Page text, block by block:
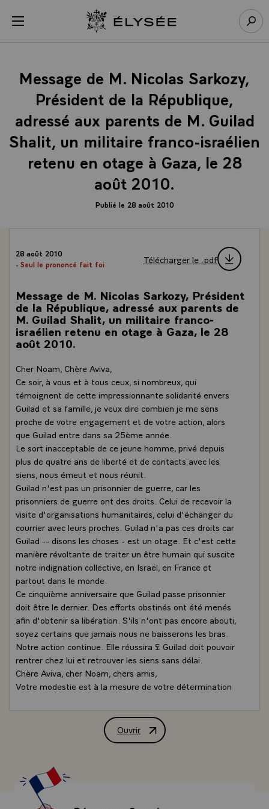
menu Retour à l’accueil Élysée
Message de M. Nicolas Sarkozy,
Président de la République,
adressé aux parents de M. Guilad
Shalit, un militaire franco-israélien
retenu en otage à Gaza, le 28
août 2010.
Publié le 28 août 2010
28 août 2010
- Seul le prononcé fait foi
Télécharger le .pdf
Message de M. Nicolas Sarkozy, Président
de la République, adressé aux parents de
M. Guilad Shalit, un militaire franco-
israélien retenu en otage à Gaza, le 28
août 2010.
Cher Noam, Chère Aviva,
Ce soir, à vous et à tous ceux, si nombreux, qui
témoignent de cette impressionnante solidarité envers
Guilad et sa famille, je veux dire combien je me sens
proche de votre engagement et de votre action, alors
que Guilad entre dans sa 25ème année.
Le sort inacceptable de ce jeune homme, privé depuis
plus de quatre ans de liberté et de contacts avec les
siens, nous émeut et nous réunit.
Guilad n'est pas un prisonnier de guerre, car les
prisonniers de guerre ont des droits. Celui de recevoir la
visite d'organisations humanitaires, celui d'échanger du
courrier avec leurs proches. Guilad n'a pas ces droits car
Guilad -- disons les choses - est un otage. Et c'est cette
manière révoltante de traiter un être humain qui suscite
notre indignation collective, en Israël, en France et
partout dans le monde.
Ce cinquième anniversaire que Guilad passe prisonnier
doit être le dernier. Des efforts obstinés ont été menés
afin d'obtenir sa libération. S'ils n'ont pas encore abouti,
soyez certains que jamais nous ne baisserons les bras.
Notre action continue. Elle réussira £ Guilad doit pouvoir
rentrer chez lui et retrouver les siens sans délai.
Chère Aviva, cher Noam, chers amis,
Votre modestie est à la mesure de votre détermination
Il n'y a de votre part ni accusation, ni haine, ni rejet. Votre
combat n'a rien à voir avec l'évidente nécessité de
formons en ce moment de grands espoirs à cet égard -
ou à la situation à Gaza. Votre combat, notre combat,
est avant tout humanitaire. Parce que la détention, au
secret, d'un être humain pendant plus de quatre ans est
Ouvrir
Message de M. Nicolas Sarkozy,
Panneau de gestion des cookies